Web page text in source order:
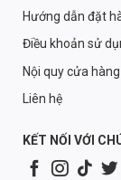
Hướng dẫn đặt
Điều khoản sử
Nội quy cửa hàng
Liên hệ
KẾT NỐI VỚI